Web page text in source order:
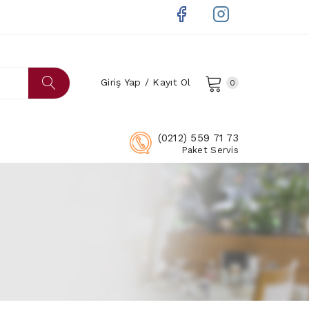
Giriş Yap / Kayıt Ol 0
(0212) 559 71 73
Paket Servis